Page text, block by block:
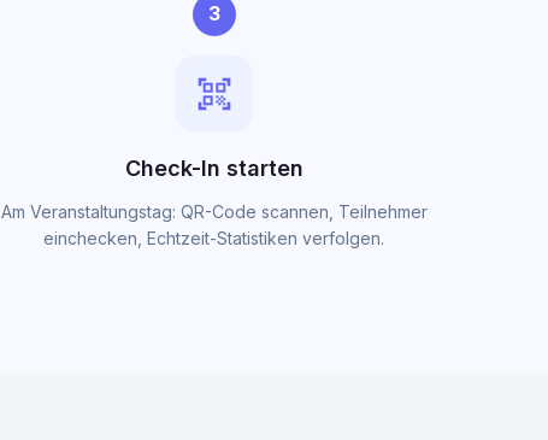
3
qr_code_scanner
Check-In starten
Am Veranstaltungstag: QR-Code scannen, Teilnehmer
einchecken, Echtzeit-Statistiken verfolgen.